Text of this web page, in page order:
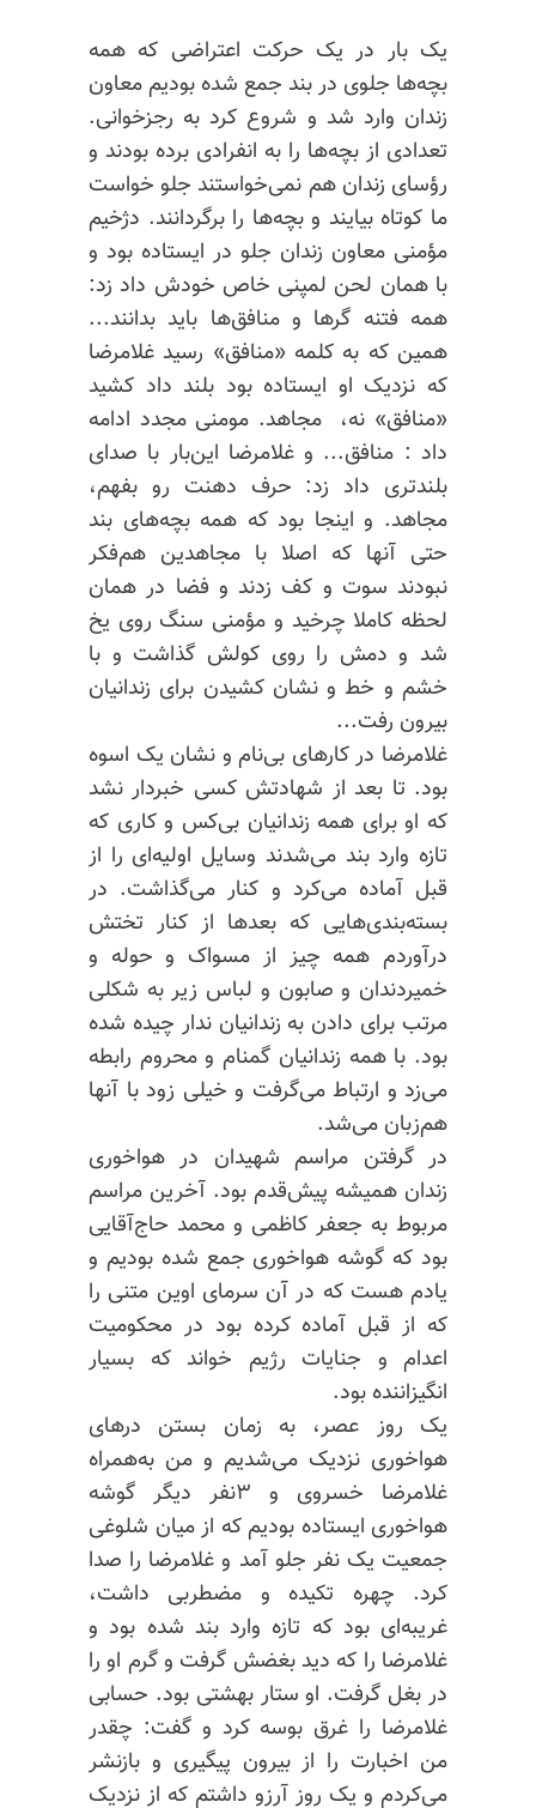
یک بار در یک حرکت اعتراضی که همه
بچه‌ها جلوی در بند جمع شده بودیم معاون
زندان وارد شد و شروع کرد به رجزخوانی.
تعدادی از بچه‌ها را به انفرادی برده بودند و
رؤسای زندان هم نمی‌خواستند جلو خواست
ما کوتاه بیایند و بچه‌ها را برگردانند. دژخیم
مؤمنی معاون زندان جلو در ایستاده بود و
با همان لحن لمپنی خاص خودش داد زد:
همه فتنه گرها و منافق‌ها باید بدانند...
همین که به کلمه «منافق» رسید غلامرضا
که نزدیک او ایستاده بود بلند داد کشید
«منافق» نه، مجاهد. مومنی مجدد ادامه
داد : منافق... و غلامرضا این‌بار با صدای
بلندتری داد زد: حرف دهنت رو بفهم،
مجاهد. و اینجا بود که همه بچه‌های بند
حتی آنها که اصلا با مجاهدین هم‌فکر
نبودند سوت و کف زدند و فضا در همان
لحظه کاملا چرخید و مؤمنی سنگ روی یخ
شد و دمش را روی کولش گذاشت و با
خشم و خط و نشان كشيدن برای زندانيان
بیرون رفت...
غلامرضا در کارهای بی‌نام و نشان یک اسوه
بود. تا بعد از شهادتش کسی خبردار نشد
که او برای همه زندانیان بی‌کس و کاری که
تازه وارد بند می‌شدند وسایل اولیه‌ای را از
قبل آماده می‌کرد و کنار می‌گذاشت. در
بسته‌بندی‌هایی که بعدها از کنار تختش
درآوردم همه چیز از مسواک و حوله و
خمیردندان و صابون و لباس زیر به شکلی
مرتب برای دادن به‌ زندانیان ندار چیده شده
بود. با همه زندانیان گمنام و محروم رابطه
می‌زد و ارتباط می‌گرفت و خیلی زود با آنها
هم‌زبان می‌شد.
در گرفتن مراسم شهیدان در هواخوری
زندان همیشه پیش‌قدم بود. آخرین مراسم
مربوط به جعفر کاظمی و محمد حاج‌آقایی
بود که گوشه هواخوری جمع شده بودیم و
یادم هست که در آن سرمای اوین متنی را
که از قبل آماده کرده بود در محکومیت
اعدام و جنایات رژيم خواند که بسیار
انگیزاننده بود.
یک روز عصر، به زمان بستن درهای
هواخوری نزدیک می‌شدیم و من به‌همراه
غلامرضا خسروی و ۳نفر دیگر گوشه
هواخوری ایستاده بودیم که از میان شلوغی
جمعیت یک نفر جلو آمد و غلامرضا را صدا
کرد. چهره تکیده و مضطربی داشت،
غریبه‌ای بود که تازه وارد بند شده بود و
غلامرضا را که دید بغضش گرفت و گرم او را
در بغل گرفت. او ستار بهشتی بود. حسابی
غلامرضا را غرق بوسه کرد و گفت: چقدر
من اخبارت را از بیرون پیگیری و بازنشر
می‌کردم و یک روز آرزو داشتم که از نزدیک